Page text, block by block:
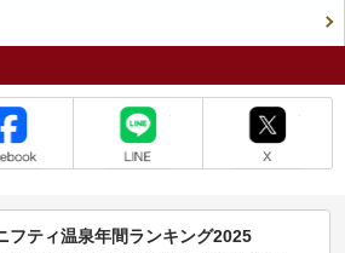
フティ温泉年間ランキング2025